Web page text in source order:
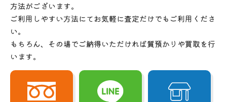
方法がございます。
ご利用しやすい方法にてお気軽に査定だけでもご利用くださ
い。
もちろん、その場でご納得いただければ質預かりや買取を行
います。